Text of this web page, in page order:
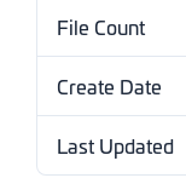
File Count
Create Date
Last Updated